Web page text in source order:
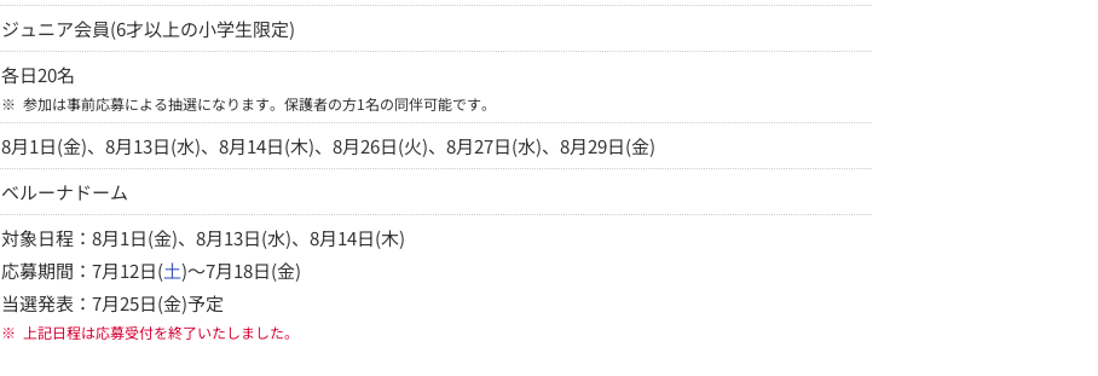
ジュニア会員(6才以上の小学生限定)
各日20名
※ 参加は事前応募による抽選になります。保護者の方1名の同伴可能です。
8月1日(金)、8月13日(水)、8月14日(木)、8月26日(火)、8月27日(水)、8月29日(金)
ベルーナドーム
対象日程：8月1日(金)、8月13日(水)、8月14日(木)
応募期間：7月12日(土)～7月18日(金)
当選発表：7月25日(金)予定
※ 上記日程は応募受付を終了いたしました。